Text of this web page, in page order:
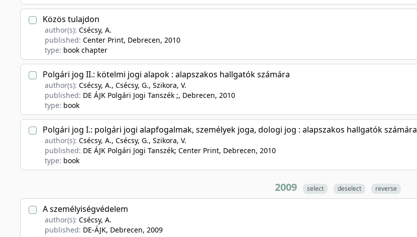
Közös tulajdon
author(s): Csécsy, A.
published: Center Print, Debrecen, 2010
type: book chapter
Polgári jog II.: kötelmi jogi alapok : alapszakos hallgatók számára
author(s): Csécsy, A., Csécsy, G., Szikora, V.
published: DE ÁJK Polgári Jogi Tanszék ;, Debrecen, 2010
type: book
Polgári jog I.: polgári jogi alapfogalmak, személyek joga, dologi jog : alapszakos hallgatók számára
author(s): Csécsy, A., Csécsy, G., Szikora, V.
published: DE ÁJK Polgári Jogi Tanszék; Center Print, Debrecen, 2010
type: book
2009 select deselect reverse
A személyiségvédelem
author(s): Csécsy, A.
published: DE-ÁJK, Debrecen, 2009